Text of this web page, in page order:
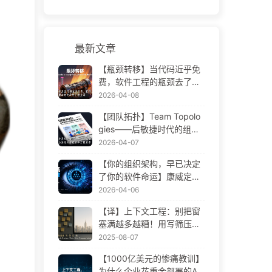
最新文章
【瓶颈转移】当代码近乎免
费，软件工程的瓶颈去了哪
里 AI 时代软件工程变革——
2026-04-08
【团队拓扑】Team Topolo
gies——后敏捷时代的组织
设计方法论 AI 时代软件工程
2026-04-07
【你的组织架构，早已决定
了你的软件命运】康威定律
——被低估了 56 年的管理
——慢慢学AI171
2026-04-06
【译】上下文工程：别把窗
塞满越多越糟！用写筛压隔
四步，警惕投毒干扰混淆冲
学AI170
2025-08-07
【1000亿美元的惨痛教训】